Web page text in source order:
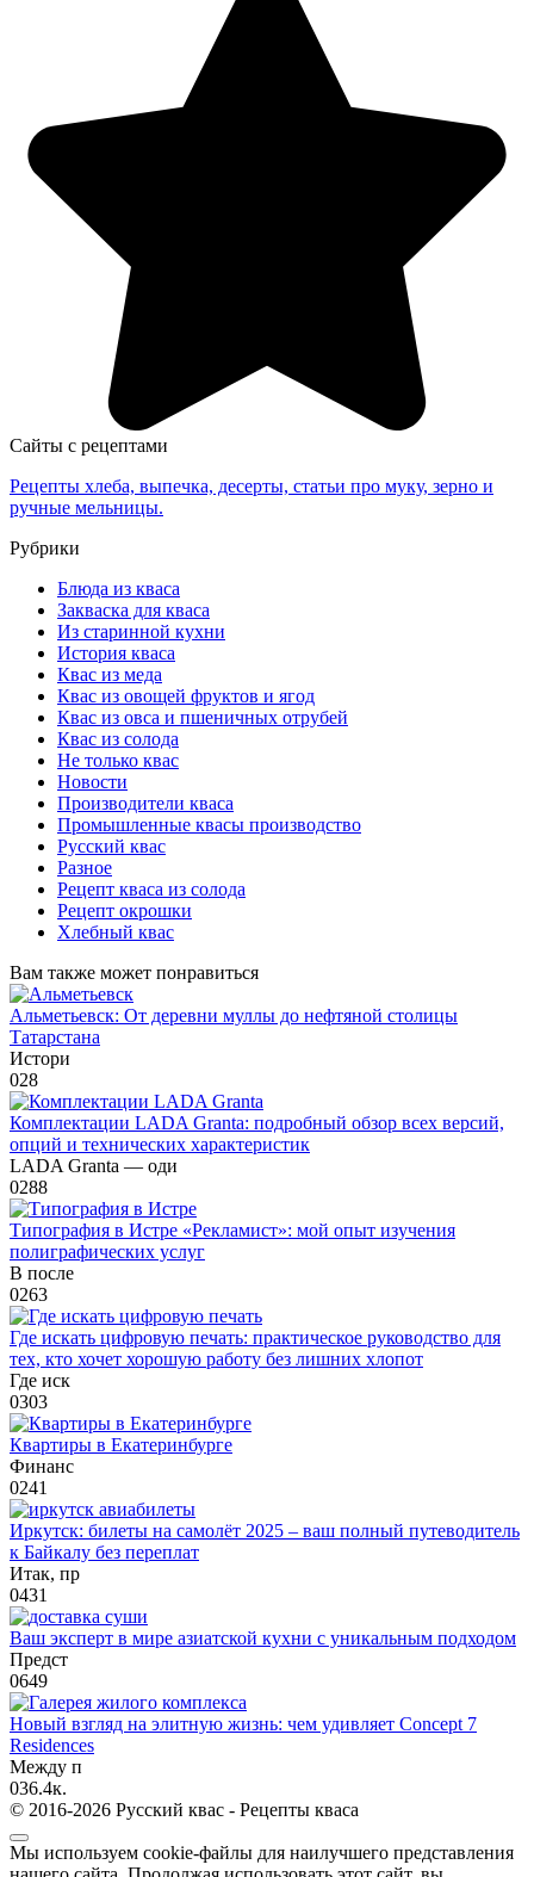
Сайты с рецептами
Рецепты хлеба, выпечка, десерты, статьи про муку, зерно и
ручные мельницы.
Рубрики
Блюда из кваса
Закваска для кваса
Из старинной кухни
История кваса
Квас из меда
Квас из овощей фруктов и ягод
Квас из овса и пшеничных отрубей
Квас из солода
Не только квас
Новости
Производители кваса
Промышленные квасы производство
Русский квас
Разное
Рецепт кваса из солода
Рецепт окрошки
Хлебный квас
Вам также может понравиться
Альметьевск: От деревни муллы до нефтяной столицы
Татарстана
Истори
028
Комплектации LADA Granta: подробный обзор всех версий,
опций и технических характеристик
LADA Granta — оди
0288
Типография в Истре «Рекламист»: мой опыт изучения
полиграфических услуг
В после
0263
Где искать цифровую печать: практическое руководство для
тех, кто хочет хорошую работу без лишних хлопот
Где иск
0303
Квартиры в Екатеринбурге
Финанс
0241
Иркутск: билеты на самолёт 2025 – ваш полный путеводитель
к Байкалу без переплат
Итак, пр
0431
Ваш эксперт в мире азиатской кухни с уникальным подходом
Предст
0649
Новый взгляд на элитную жизнь: чем удивляет Concept 7
Residences
Между п
036.4к.
© 2016-2026 Русский квас - Рецепты кваса
Мы используем cookie-файлы для наилучшего представления